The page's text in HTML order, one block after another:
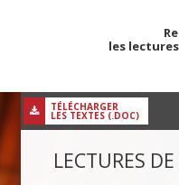
les
TÉLÉCHARGER
LES TEXTES (.DOC)
LECTURES